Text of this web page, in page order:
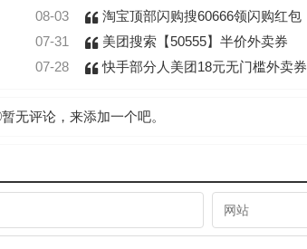
08-03
淘宝顶部闪购搜60666领闪购红包
07-31
美团搜索【50555】半价外卖券
07-28
快手部分人美团18元无门槛外卖券
暂无评论，来添加一个吧。